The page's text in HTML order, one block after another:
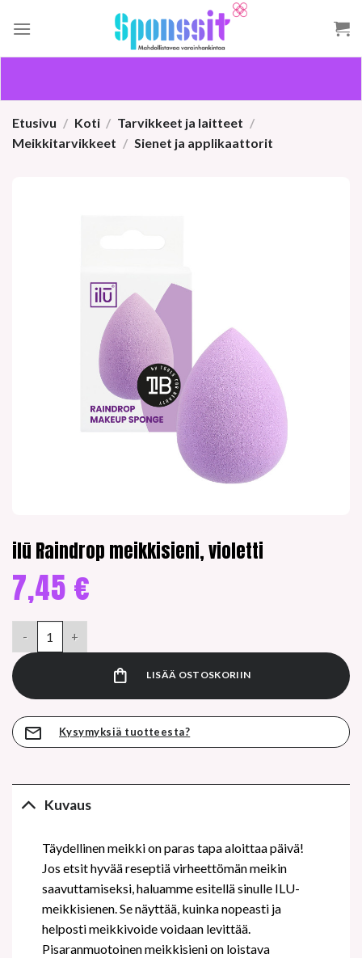
Etusivu / Koti / Tarvikkeet ja laitteet /
Meikkitarvikkeet / Sienet ja applikaattorit
ilū Raindrop meikkisieni, violetti
7,45 €
LISÄÄ OSTOSKORIIN
Kysymyksiä tuotteesta?
Kuvaus
Täydellinen meikki on paras tapa aloittaa päivä!
Jos etsit hyvää reseptiä virheettömän meikin
saavuttamiseksi, haluamme esitellä sinulle ILU-
meikkisienen. Se näyttää, kuinka nopeasti ja
helposti meikkivoide voidaan levittää.
Pisaranmuotoinen meikkisieni on loistava